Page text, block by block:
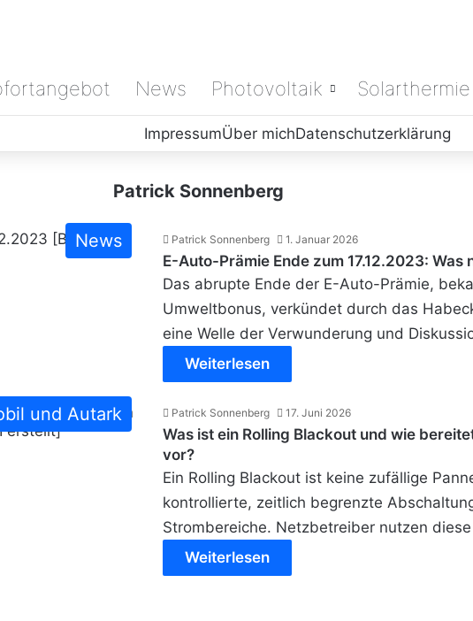
News Photovoltaik Solarthermie
ImpressumÜber michDatenschutzerklärung
Patrick Sonnenberg
News Patrick Sonnenberg 1. Januar 2026
E-Auto-Prämie Ende zum 17.12.2023: Was
Das abrupte Ende der E-Auto-Prämie,
Umweltbonus, verkündet durch das
eine Welle der Verwunderung und
Weiterlesen
und Autark Patrick Sonnenberg 17. Juni 2026
Was ist ein Rolling Blackout und wie
vor?
Ein Rolling Blackout ist keine zufällige
kontrollierte, zeitlich begrenzte
Strombereiche. Netzbetreiber nutzen
Weiterlesen